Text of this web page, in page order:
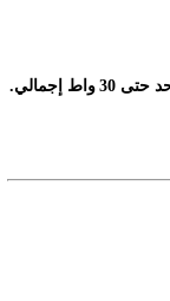
30 واط إجمالي.